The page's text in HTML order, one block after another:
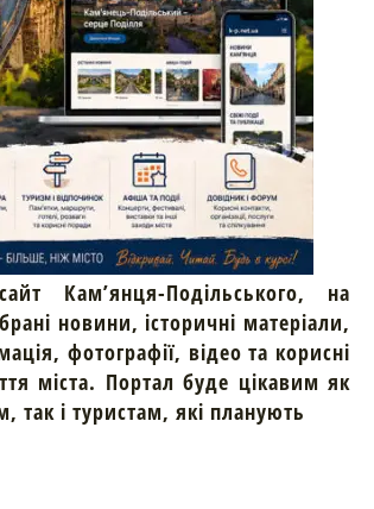
Кам’янця-Подільського, на
новини, історичні матеріали,
фотографії, відео та корисні
міста. Портал буде цікавим як
так і туристам, які планують